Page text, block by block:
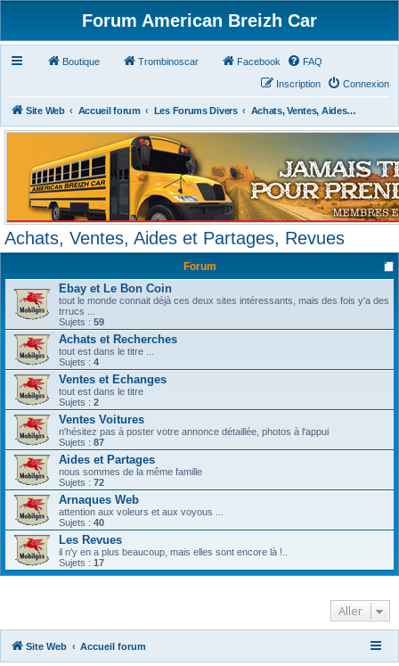
Forum American Breizh Car
Boutique Trombinoscar Facebook FAQ
Connexion
Inscription
Site Web Accueil forum Les Forums Divers Achats, Ventes, Aides et Partages, Revues
Achats, Ventes, Aides et Partages, Revues
Forum
Ebay et Le Bon Coin
tout le monde connait déjà ces deux sites intéressants, mais des fois y'a des
trrucs ...
Sujets : 59
Achats et Recherches
tout est dans le titre ...
Sujets : 4
Ventes et Echanges
tout est dans le titre
Sujets : 2
Ventes Voitures
n'hésitez pas à poster votre annonce détaillée, photos à l'appui
Sujets : 87
Aides et Partages
nous sommes de la même famille
Sujets : 72
Arnaques Web
attention aux voleurs et aux voyous ...
Sujets : 40
Les Revues
il n'y en a plus beaucoup, mais elles sont encore là !..
Sujets : 17
Aller
Site Web Accueil forum